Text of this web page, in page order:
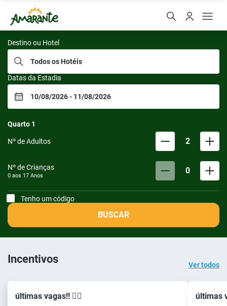
Resorts da Amarante
Destino ou Hotel
Datas da Estadia
Quarto 1
Nº de Adultos 2
Nº de Crianças
0 aos 17 Anos 0
Tenho um código
BUSCAR
Incentivos Ver todos
últimas vagas!! 🏃‍♂️ últimas